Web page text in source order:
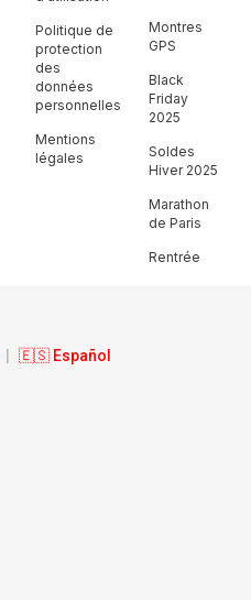
Politique de
protection
des
données
personnelles
Mentions
légales
Montres
GPS
Black
Friday
2025
Soldes
Hiver 2025
Marathon
de Paris
Rentrée
🇪🇸 Español